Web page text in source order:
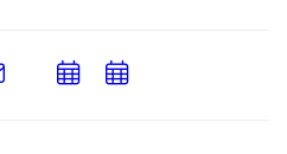
e-
PřidatPřidat